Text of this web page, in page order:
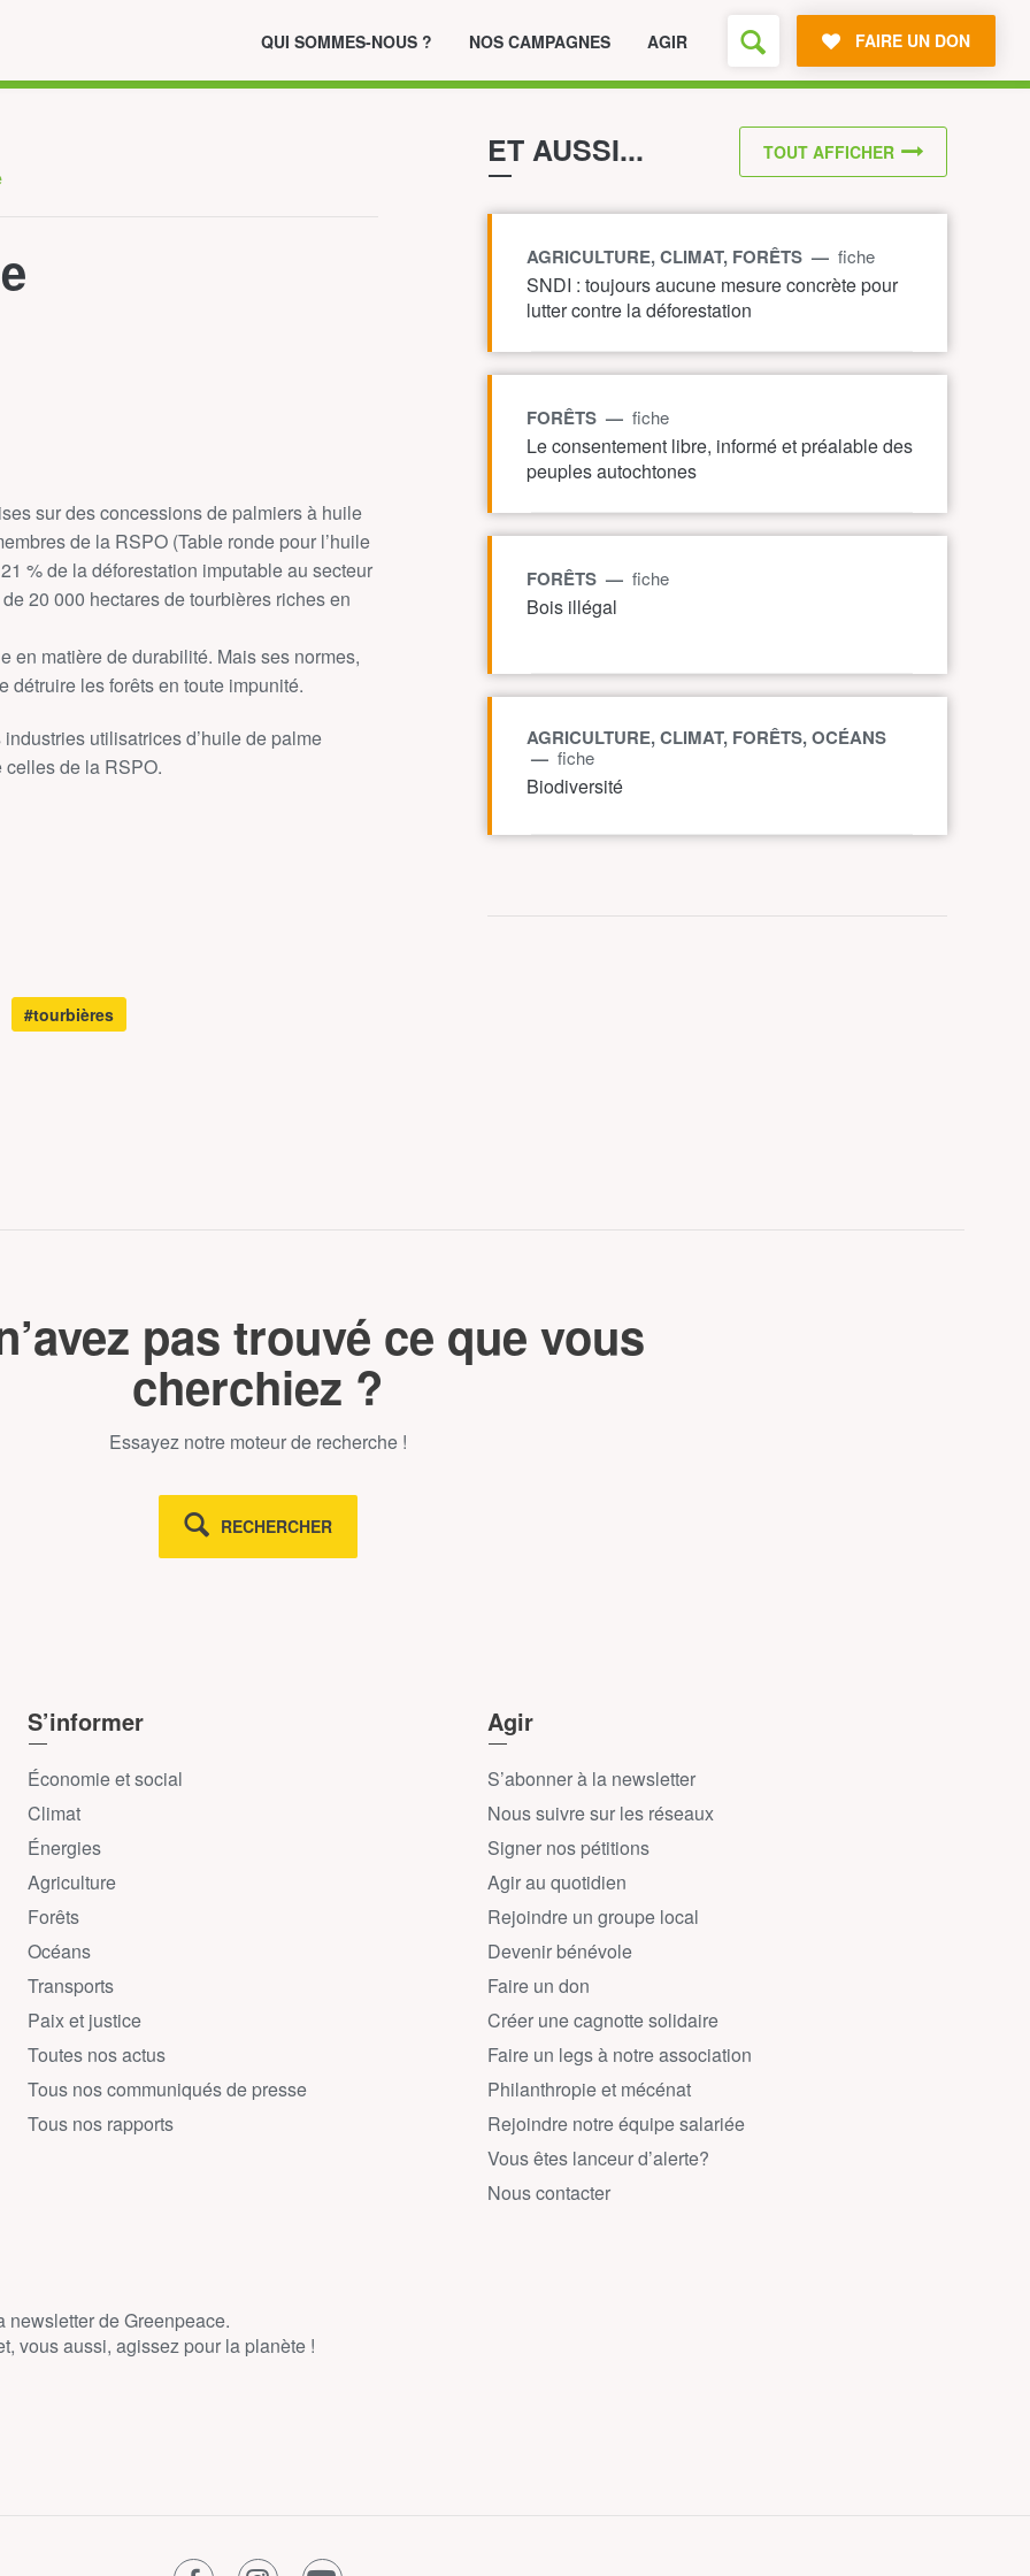
QUI SOMMES-NOUS ? NOS CAMPAGNES AGIR FAIRE UN DON
sur des concessions de palmiers à huile
de la RSPO (Table ronde pour l’huile
% de la déforestation imputable au secteur
20 000 hectares de tourbières riches en
en matière de durabilité. Mais ses normes,
les forêts en toute impunité.
utilisatrices d’huile de palme
de la RSPO.
#tourbières
ET AUSSI...
AGRICULTURE, CLIMAT, FORÊTS — fiche
SNDI : toujours aucune mesure concrète pour
lutter contre la déforestation
FORÊTS — fiche
Le consentement libre, informé et préalable des
peuples autochtones
FORÊTS — fiche
Bois illégal
AGRICULTURE, CLIMAT, FORÊTS, OCÉANS
— fiche
Biodiversité
TOUT AFFICHER
pas trouvé ce que vous
cherchiez ?
Essayez notre moteur de recherche !
RECHERCHER
S’informer
Économie et social
Climat
Énergies
Agriculture
Forêts
Océans
Transports
Paix et justice
Toutes nos actus
Tous nos communiqués de presse
Tous nos rapports
Agir
S’abonner à la newsletter
Nous suivre sur les réseaux
Signer nos pétitions
Agir au quotidien
Rejoindre un groupe local
Devenir bénévole
Faire un don
Créer une cagnotte solidaire
Faire un legs à notre association
Philanthropie et mécénat
Rejoindre notre équipe salariée
Vous êtes lanceur d’alerte?
Nous contacter
de Greenpeace.
vous aussi, agissez pour la planète !